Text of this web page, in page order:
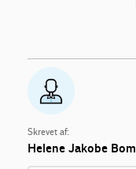
Skrevet af:
Helene Jakobe Bom